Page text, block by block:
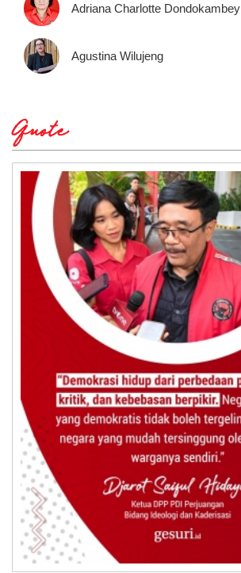
Adriana Charlotte Dondokambey
Agustina Wilujeng
Quote